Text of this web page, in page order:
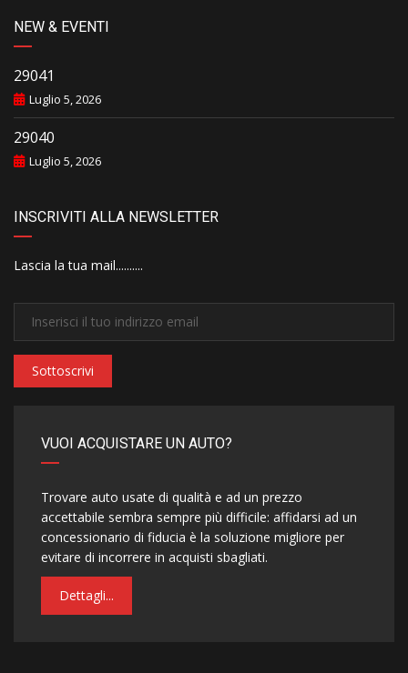
NEW & EVENTI
29041
Luglio 5, 2026
29040
Luglio 5, 2026
INSCRIVITI ALLA NEWSLETTER
Lascia la tua mail..........
Sottoscrivi
VUOI ACQUISTARE UN AUTO?
Trovare auto usate di qualità e ad un prezzo
accettabile sembra sempre più difficile: affidarsi ad un
concessionario di fiducia è la soluzione migliore per
evitare di incorrere in acquisti sbagliati.
Dettagli...